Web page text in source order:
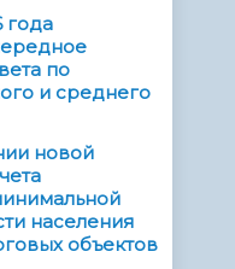
года
по
и среднего
новой
населения
объектов